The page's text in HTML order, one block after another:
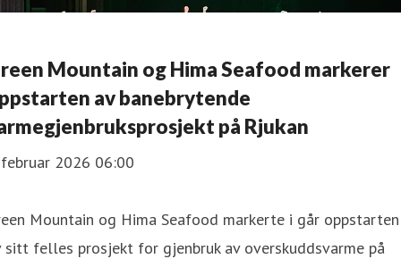
Mountain og Hima Seafood markerer
av banebrytende
på Rjukan
2026 06:00
Mountain og Hima Seafood markerte i går oppstarten
sitt felles prosjekt for gjenbruk av overskuddsvarme på